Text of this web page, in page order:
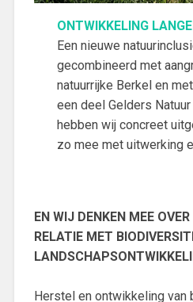
ONTWIKKELING
Een nieuwe
gecombineerd met
natuurrijke Berkel en
een deel Gelders
hebben wij concreet
zo mee met uitwerking
EN WIJ DENKEN MEE
RELATIE MET
Herstel en ontwikkeling